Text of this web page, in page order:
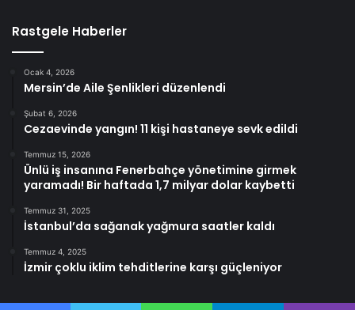
Rastgele Haberler
Ocak 4, 2026
Mersin’de Aile Şenlikleri düzenlendi
Şubat 6, 2026
Cezaevinde yangın! 11 kişi hastaneye sevk edildi
Temmuz 15, 2026
Ünlü iş insanına Fenerbahçe yönetimine girmek
yaramadı! Bir haftada 1,7 milyar dolar kaybetti
Temmuz 31, 2025
İstanbul’da sağanak yağmura saatler kaldı
Temmuz 4, 2025
İzmir çoklu iklim tehditlerine karşı güçleniyor